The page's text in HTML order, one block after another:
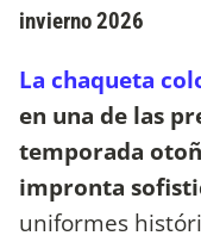
invierno 2026
La chaqueta
en una de las
temporada
impronta
uniformes